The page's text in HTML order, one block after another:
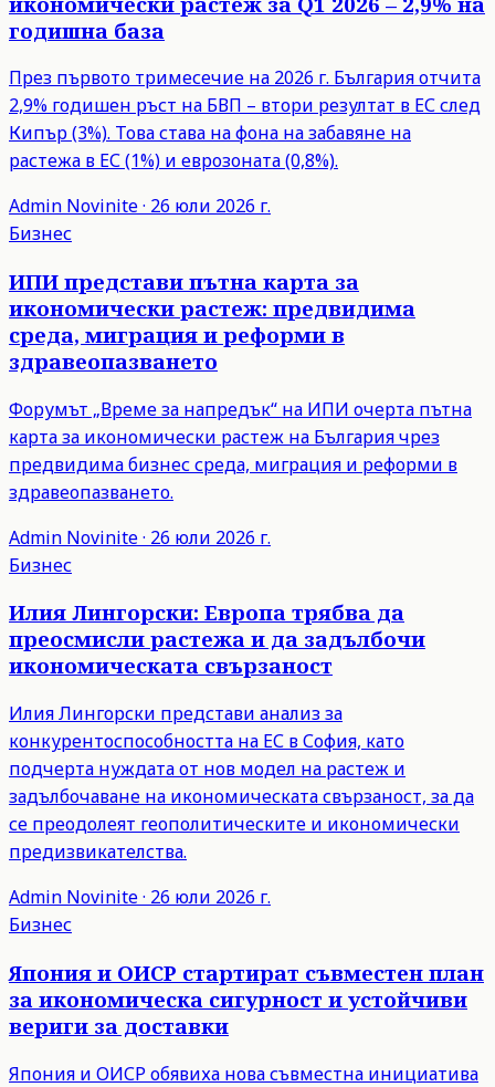
годишна база
През първото тримесечие на 2026 г. България отчита
2,9% годишен ръст на БВП – втори резултат в ЕС след
Кипър (3%). Това става на фона на забавяне на
растежа в ЕС (1%) и еврозоната (0,8%).
Admin Novinite· 26 юли 2026 г.
Бизнес
ИПИ представи пътна карта за
икономически растеж: предвидима
среда, миграция и реформи в
здравеопазването
Форумът „Време за напредък“ на ИПИ очерта пътна
карта за икономически растеж на България чрез
предвидима бизнес среда, миграция и реформи в
здравеопазването.
Admin Novinite· 26 юли 2026 г.
Бизнес
Илия Лингорски: Европа трябва да
преосмисли растежа и да задълбочи
икономическата свързаност
Илия Лингорски представи анализ за
конкурентоспособността на ЕС в София, като
подчерта нуждата от нов модел на растеж и
задълбочаване на икономическата свързаност, за да
се преодолеят геополитическите и икономически
предизвикателства.
Admin Novinite· 26 юли 2026 г.
Бизнес
Япония и ОИСР стартират съвместен план
за икономическа сигурност и устойчиви
вериги за доставки
Япония и ОИСР обявиха нова съвместна инициатива